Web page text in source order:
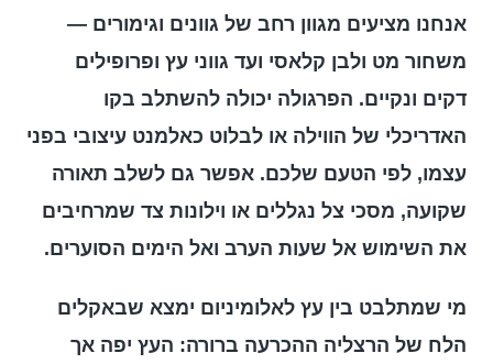
אנחנו מציעים מגוון רחב של גוונים וגימורים —
משחור מט ולבן קלאסי ועד גווני עץ ופרופילים
דקים ונקיים. הפרגולה יכולה להשתלב בקו
האדריכלי של הווילה או לבלוט כאלמנט עיצובי בפני
עצמו, לפי הטעם שלכם. אפשר גם לשלב תאורה
שקועה, מסכי צל נגללים או וילונות צד שמרחיבים
את השימוש אל שעות הערב ואל הימים הסוערים.
מי שמתלבט בין עץ לאלומיניום ימצא שבאקלים
הלח של הרצליה ההכרעה ברורה: העץ יפה אך